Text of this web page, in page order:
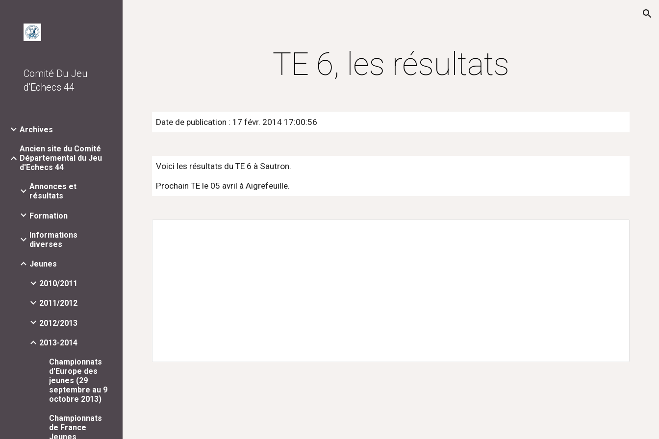
Comité Du Jeu
d'Echecs 44
Archives
Ancien site du Comité
Départemental du Jeu
d'Echecs 44
Annonces et
résultats
Formation
Informations
diverses
Jeunes
2010/2011
2011/2012
2012/2013
2013-2014
Championnats
d'Europe des
jeunes (29
septembre au 9
octobre 2013)
Championnats
de France
Jeunes
TE 6, les résultats
Date de publication : 17 févr. 2014 17:00:56
Voici les résultats du TE 6 à Sautron.
Prochain TE le 05 avril à Aigrefeuille.